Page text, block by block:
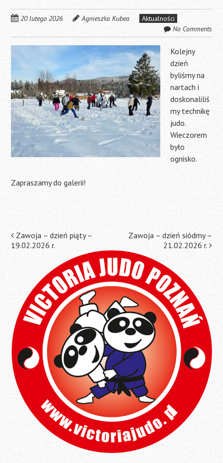
20 lutego 2026 Agnieszka Kubea
Aktualności
No Comments
Kolejny
dzień
byliśmy na
nartach i
doskonaliliś
my technikę
judo.
Wieczorem
było
ognisko.
Zapraszamy do galerii!
Post
navigation
Zawoja – dzień piąty –
19.02.2026 r.
Zawoja – dzień siódmy –
21.02.2026 r.